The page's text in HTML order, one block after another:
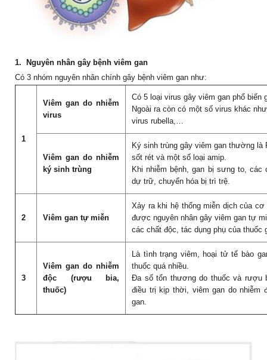
1. Nguyên nhân gây bệnh viêm gan
Có 3 nhóm nguyên nhân chính gây bệnh viêm gan như:
1
Viêm gan do nhiễm
virus
Có 5 loại virus gây viêm gan phổ
Ngoài ra còn có một số virus khác
virus rubella,…
Viêm gan do nhiễm
ký sinh trùng
Ký sinh trùng gây viêm gan thường là
sốt rét và một số loại amip.
Khi nhiễm bệnh, gan bị sưng to,
dự trữ, chuyển hóa bị trì trệ.
2 Viêm gan tự miễn
Xảy ra khi hệ thống miễn dịch của
được nguyên nhân gây viêm gan tự
các chất độc, tác dụng phụ của thuốc
3
Viêm gan do nhiễm
độc (rượu bia,
thuốc)
Là tình trạng viêm, hoại tử tế bào
thuốc quá nhiều.
Đa số tổn thương do thuốc và rượu
điều trị kịp thời, viêm gan do nhiễm
gan.